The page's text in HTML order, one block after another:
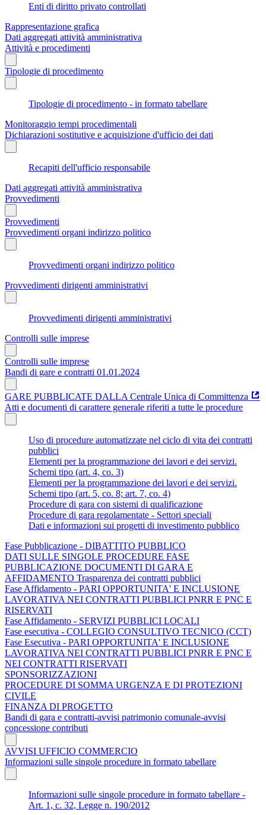
Enti di diritto privato controllati
Rappresentazione grafica
Dati aggregati attività amministrativa
Attività e procedimenti
Tipologie di procedimento
Tipologie di procedimento - in formato tabellare
Monitoraggio tempi procedimentali
Dichiarazioni sostitutive e acquisizione d'ufficio dei dati
Recapiti dell'ufficio responsabile
Dati aggregati attività amministrativa
Provvedimenti
Provvedimenti
Provvedimenti organi indirizzo politico
Provvedimenti organi indirizzo politico
Provvedimenti dirigenti amministrativi
Provvedimenti dirigenti amministrativi
Controlli sulle imprese
Controlli sulle imprese
Bandi di gare e contratti 01.01.2024
GARE PUBBLICATE DALLA Centrale Unica di Committenza
Atti e documenti di carattere generale riferiti a tutte le procedure
Uso di procedure automatizzate nel ciclo di vita dei contratti
pubblici
Elementi per la programmazione dei lavori e dei servizi.
Schemi tipo (art. 4, co. 3)
Elementi per la programmazione dei lavori e dei servizi.
Schemi tipo (art. 5, co. 8; art. 7, co. 4)
Procedure di gara con sistemi di qualificazione
Procedure di gara regolamentate - Settori speciali
Dati e informazioni sui progetti di investimento pubblico
Fase Pubblicazione - DIBATTITO PUBBLICO
DATI SULLE SINGOLE PROCEDURE FASE
PUBBLICAZIONE DOCUMENTI DI GARA E
AFFIDAMENTO Trasparenza dei contratti pubblici
Fase Affidamento - PARI OPPORTUNITA' E INCLUSIONE
LAVORATIVA NEI CONTRATTI PUBBLICI PNRR E PNC E
RISERVATI
Fase Affidamento - SERVIZI PUBBLICI LOCALI
Fase esecutiva - COLLEGIO CONSULTIVO TECNICO (CCT)
Fase Esecutiva - PARI OPPORTUNITA' E INCLUSIONE
LAVORATIVA NEI CONTRATTI PUBBLICI PNRR E PNC E
NEI CONTRATTI RISERVATI
SPONSORIZZAZIONI
PROCEDURE DI SOMMA URGENZA E DI PROTEZIONI
CIVILE
FINANZA DI PROGETTO
Bandi di gara e contratti-avvisi patrimonio comunale-avvisi
concessione contributi
AVVISI UFFICIO COMMERCIO
Informazioni sulle singole procedure in formato tabellare
Informazioni sulle singole procedure in formato tabellare -
Art. 1, c. 32, Legge n. 190/2012